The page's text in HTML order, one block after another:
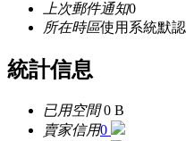
上次郵件通知0
所在時區使用系統默認
統計信息
已用空間0 B
賣家信用0